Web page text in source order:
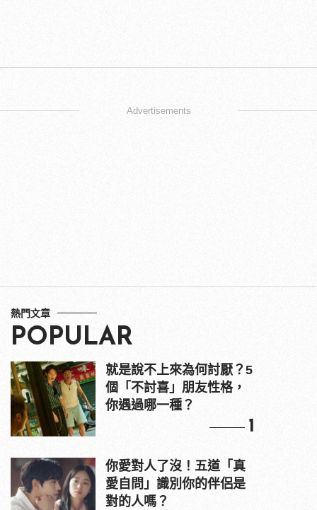
Advertisements
熱門文章
POPULAR
就是說不上來為何討厭？5
個「不討喜」朋友性格，
你遇過哪一種？
1
你愛對人了沒！五道「真
愛自問」識別你的伴侶是
對的人嗎？